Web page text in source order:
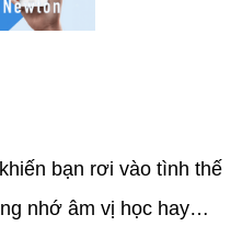
bạn rơi vào tình thế
nhớ âm vị học hay